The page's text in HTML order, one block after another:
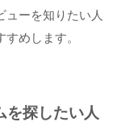
ューを知りたい人
めします。
を探したい人